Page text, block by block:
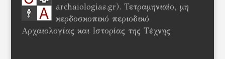
archaiologias.gr). Τετραμηνιαίο, μη
κερδοσκοπικό περιοδικό
Αρχαιολογίας και Ιστορίας της Τέχνης